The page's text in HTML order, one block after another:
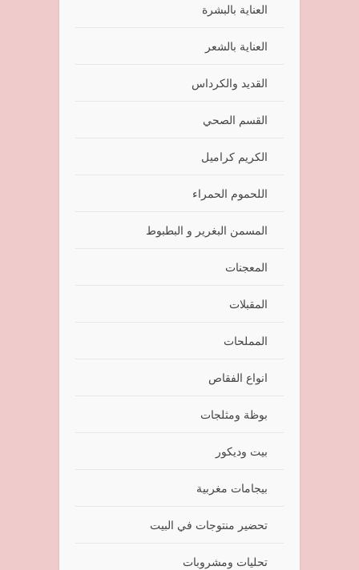
العناية بالبشرة
العناية بالشعر
القديد والكرداس
القسم الصحي
الكريم كراميل
اللحموم الحمراء
المسمن البغرير و البطبوط
المعجنات
المقبلات
المملحات
انواع الفقاص
بوظة ومثلجات
بيت وديكور
بيجامات مغربية
تحضير منتوجات في البيت
تحليات ومشروبات